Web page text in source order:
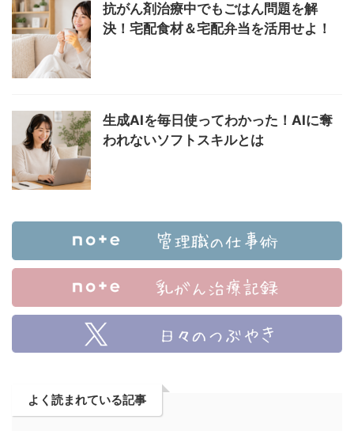
抗がん剤治療中でもごはん問題を解
決！宅配食材＆宅配弁当を活用せよ！
生成AIを毎日使ってわかった！AIに奪
われないソフトスキルとは
よく読まれている記事